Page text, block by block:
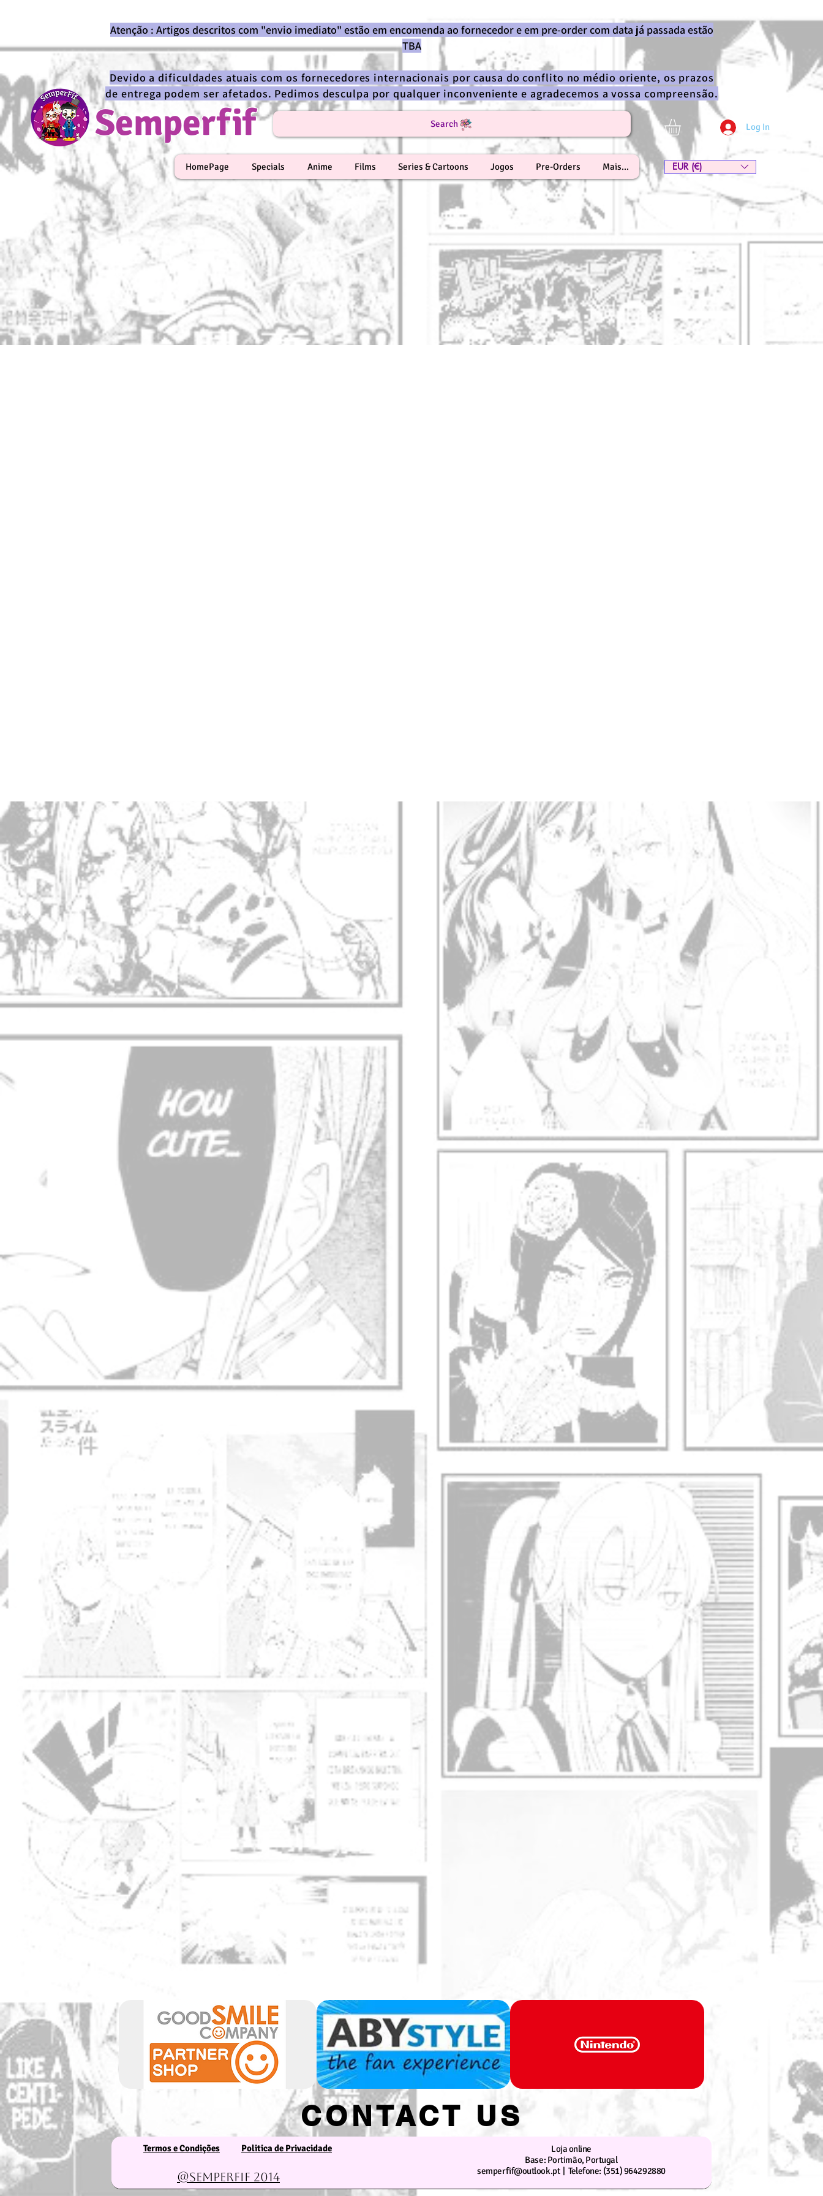
Semperfif Log In
Atenção : Artigos descritos com "envio imediato" estão em encomenda ao fornecedor e em pre-order com data já passada estão
TBA
Devido a dificuldades atuais com os fornecedores internacionais por causa do conflito no médio oriente, os prazos
de entrega podem ser afetados. Pedimos desculpa por qualquer inconveniente e agradecemos a vossa compreensão.
Search
HomePage Specials Anime Films Series & Cartoons Jogos Pre-Orders Mais... EUR (€)
CONTACT US
Termos e Condições Politica de Privacidade
@Semperfif 2014
Loja online
Base: Portimão, Portugal
semperfif@outlook.pt | Telefone: (351) 964292880